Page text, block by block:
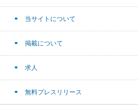
当サイトについて
掲載について
求人
無料プレスリリース